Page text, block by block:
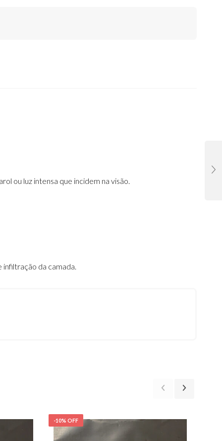
ou luz intensa que incidem na visão.
infiltração da camada.
-10% OFF